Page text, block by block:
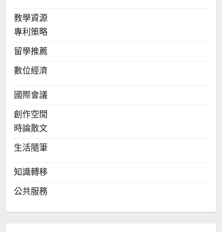
教學資源
專利策略
留學推薦
數位經濟
國際會議
創作空間
時論散文
生活隨筆
知識轉移
公共服務